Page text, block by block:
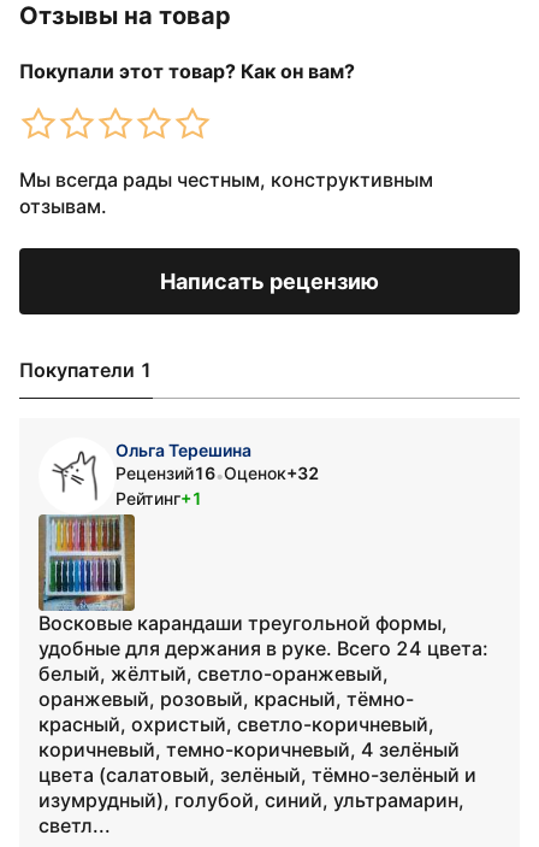
Отзывы на товар
Покупали этот товар? Как он вам?
Мы всегда рады честным, конструктивным
отзывам.
Написать рецензию
Покупатели 1
Ольга Терешина
Рецензий16•Оценок+32
Рейтинг+1
Восковые карандаши треугольной формы,
удобные для держания в руке. Всего 24 цвета:
белый, жёлтый, светло-оранжевый,
оранжевый, розовый, красный, тёмно-
красный, охристый, светло-коричневый,
коричневый, темно-коричневый, 4 зелёный
цвета (салатовый, зелёный, тёмно-зелёный и
изумрудный), голубой, синий, ультрамарин,
светл...